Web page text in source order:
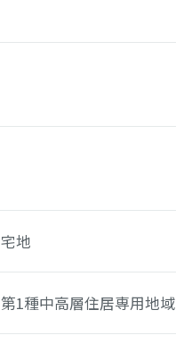
宅地
第1種中高層住居専用地域